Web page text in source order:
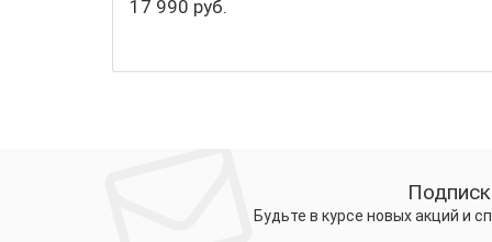
17 990 руб.
Будьте в курсе новых акций и